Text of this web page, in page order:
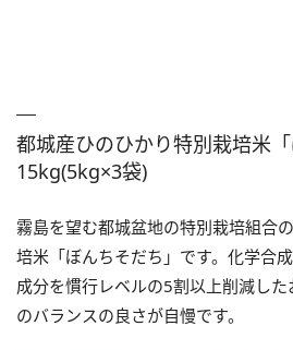
都城産ひのひかり特別栽培米「
15kg(5kg×3袋)
霧島を望む都城盆地の特別栽培組合
培米「ぼんちそだち」です。化学合
成分を慣行レベルの5割以上削減した
のバランスの良さが自慢です。